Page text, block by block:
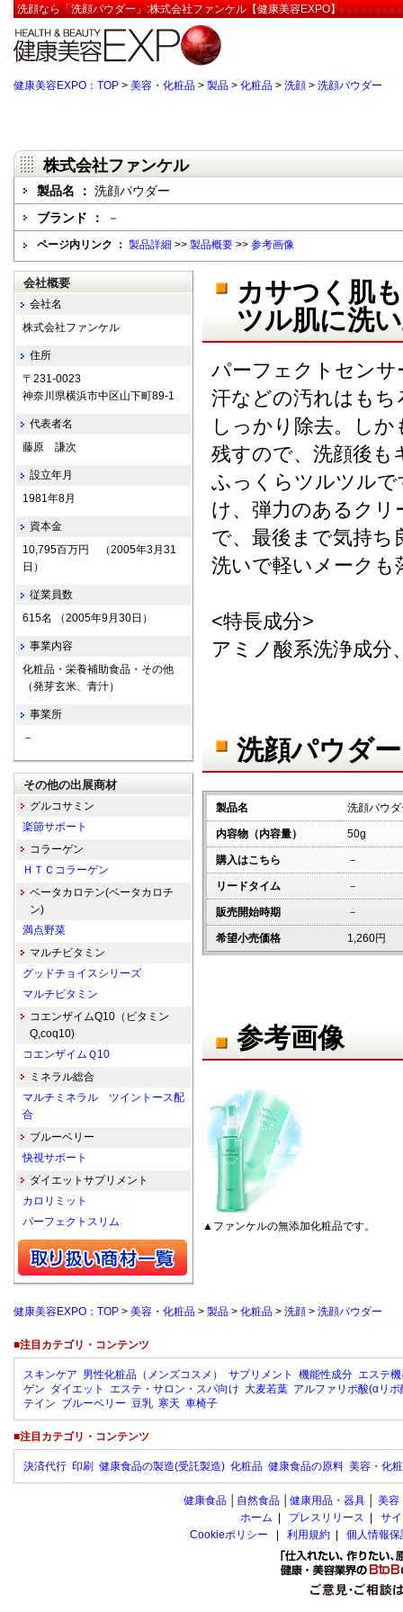
洗顔なら「洗顔パウダー」:株式会社ファンケル【健康美容EXPO】
健康美容EXPO：TOP > 美容・化粧品 > 製品 > 化粧品 > 洗顔 > 洗顔パウダー
株式会社ファンケル
製品名 ： 洗顔パウダー
ブランド ：
－
ページ内リンク ： 製品詳細 >> 製品概要 >> 参考画像
カサつく肌
ツル肌に洗
パーフェクトセンサ
汗などの汚れはも
しっかり除去。し
残すので、洗顔後も
ふっくらツルツル
け、弾力のあるク
で、最後まで気持ち
洗いで軽いメークも
<特長成分>
アミノ酸系洗浄成分
洗顔パウダ
製品名 洗顔パウ
内容物（内容量） 50g
購入はこちら －
リードタイム －
販売開始時期 －
希望小売価格 1,260円
参考画像
▲ファンケルの無添加化粧品です。
会社概要
会社名
株式会社ファンケル
住所
〒231-0023
神奈川県横浜市中区山下町89-1
代表者名
藤原 謙次
設立年月
1981年8月
資本金
10,795百万円 （2005年3月31
日）
従業員数
615名 （2005年9月30日）
事業内容
化粧品・栄養補助食品・その他
（発芽玄米、青汁）
事業所
－
その他の出展商材
グルコサミン
楽節サポート
コラーゲン
ＨＴＣコラーゲン
ベータカロテン(ベータカロチ
ン)
満点野菜
マルチビタミン
グッドチョイスシリーズ
マルチビタミン
コエンザイムQ10（ビタミン
Q,coq10)
コエンザイムＱ10
ミネラル総合
マルチミネラル ツイントース配
合
ブルーベリー
快視サポート
ダイエットサプリメント
カロリミット
パーフェクトスリム
健康美容EXPO：TOP > 美容・化粧品 > 製品 > 化粧品 > 洗顔 > 洗顔パウダー
■注目カテゴリ・コンテンツ
スキンケア 男性化粧品（メンズコスメ） サプリメント 機能性成分 エステ
ゲン ダイエット エステ・サロン・スパ向け 大麦若葉 アルファリポ酸(αリポ
テイン ブルーベリー 豆乳 寒天 車椅子
■注目カテゴリ・コンテンツ
決済代行 印刷 健康食品の製造(受託製造) 化粧品 健康食品の原料 美容・化
健康食品 自然食品 健康用品・器具 美容
ホーム
プレスリリース
サ
Cookieポリシー
利用規約 個人情報